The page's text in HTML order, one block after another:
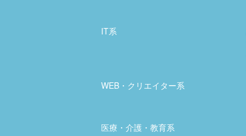
IT系
WEB・クリエイター系
医療・介護・教育系